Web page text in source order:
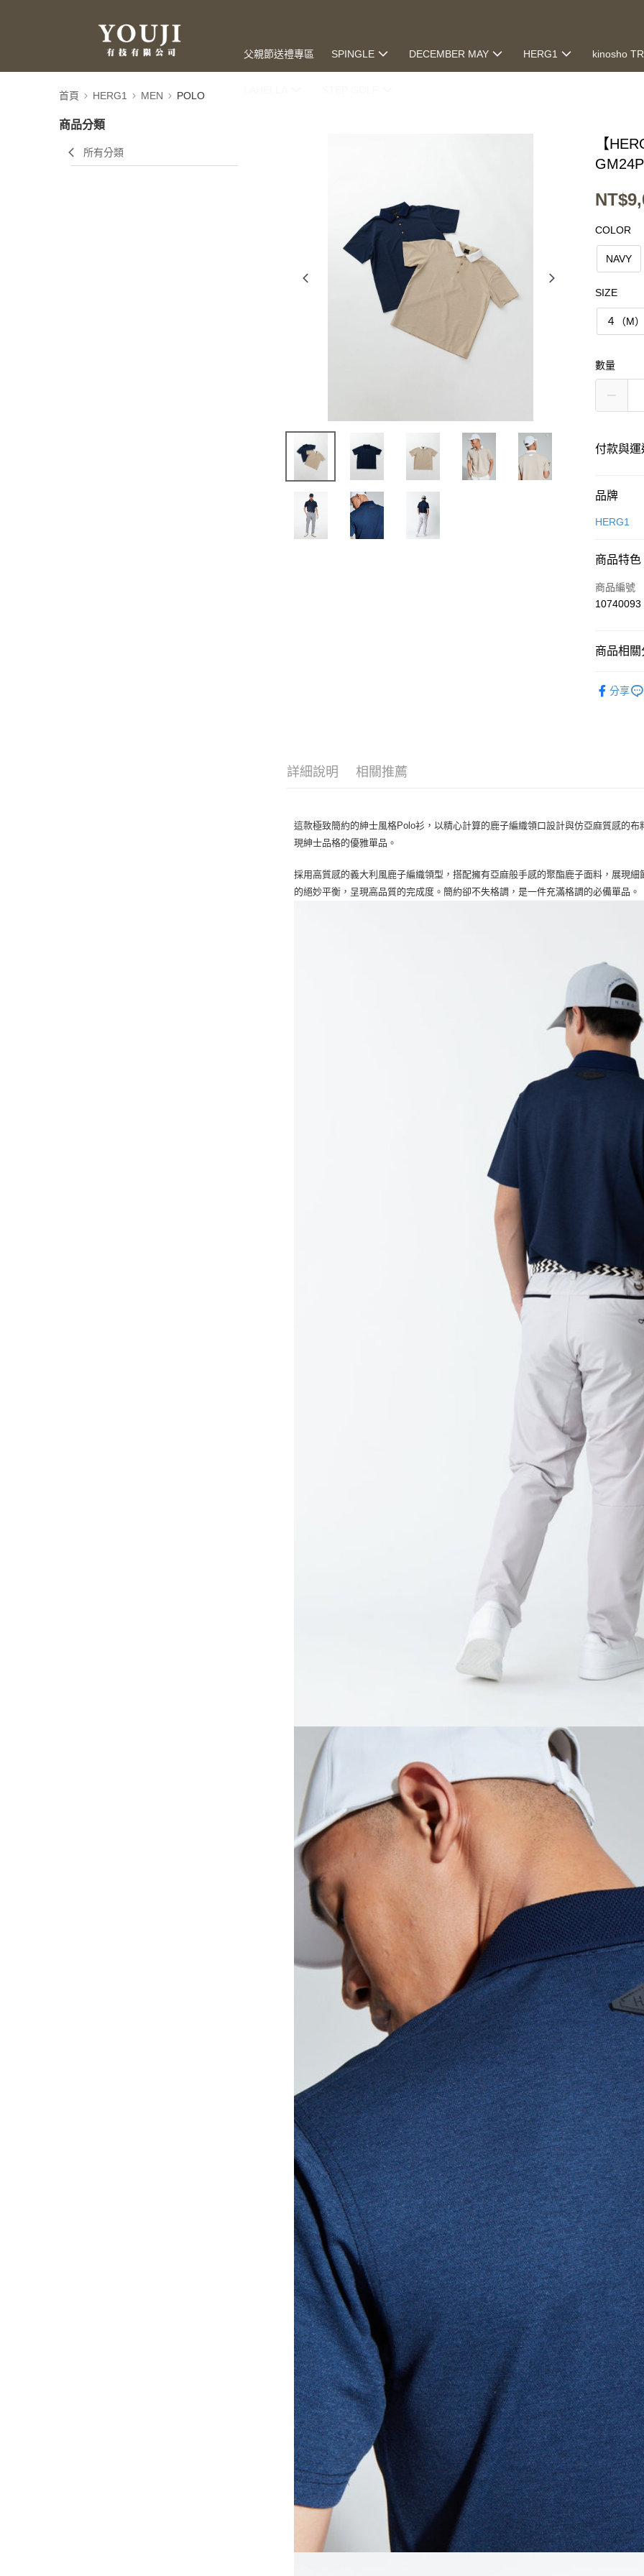
父親節送禮專區 SPINGLE DECEMBER MAY HERG1 kinosho
首頁 HERG1 MEN POLO
商品分類
所有分類
【
COLOR
NAVY
SIZE
４（M
數量
付款與
付款方式
信用卡一
Apple Pay
悠遊付
付款後全
7-11取貨
每筆
宅配
每筆
品牌
HERG1
商品特色
商品編號
10740093
商品相關
分享
詳細說明 相關推薦
這款極致簡約的紳士風格Polo衫，以精心計算的鹿子編織領口設計與仿亞麻質感的
現紳士品格的優雅單品。
採用高質感的義大利風鹿子編織領型，搭配擁有亞麻般手感的聚酯鹿子面料，展現
的絕妙平衡，呈現高品質的完成度。簡約卻不失格調，是一件充滿格調的必備單品。